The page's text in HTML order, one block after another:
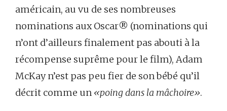
américain, au vu de ses nombreuses
nominations aux Oscar® (nominations qui
n’ont d’ailleurs finalement pas abouti à la
récompense suprême pour le film), Adam
McKay n’est pas peu fier de son bébé qu’il
décrit comme un «poing dans la mâchoire».